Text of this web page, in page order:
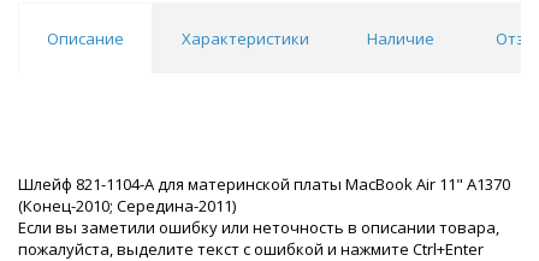
Описание Характеристики Наличие
Шлейф 821-1104-A для материнской платы MacBook Air 11" A1370
(Конец-2010; Середина-2011)
Если вы заметили ошибку или неточность в описании товара,
пожалуйста, выделите текст с ошибкой и нажмите Ctrl+Enter